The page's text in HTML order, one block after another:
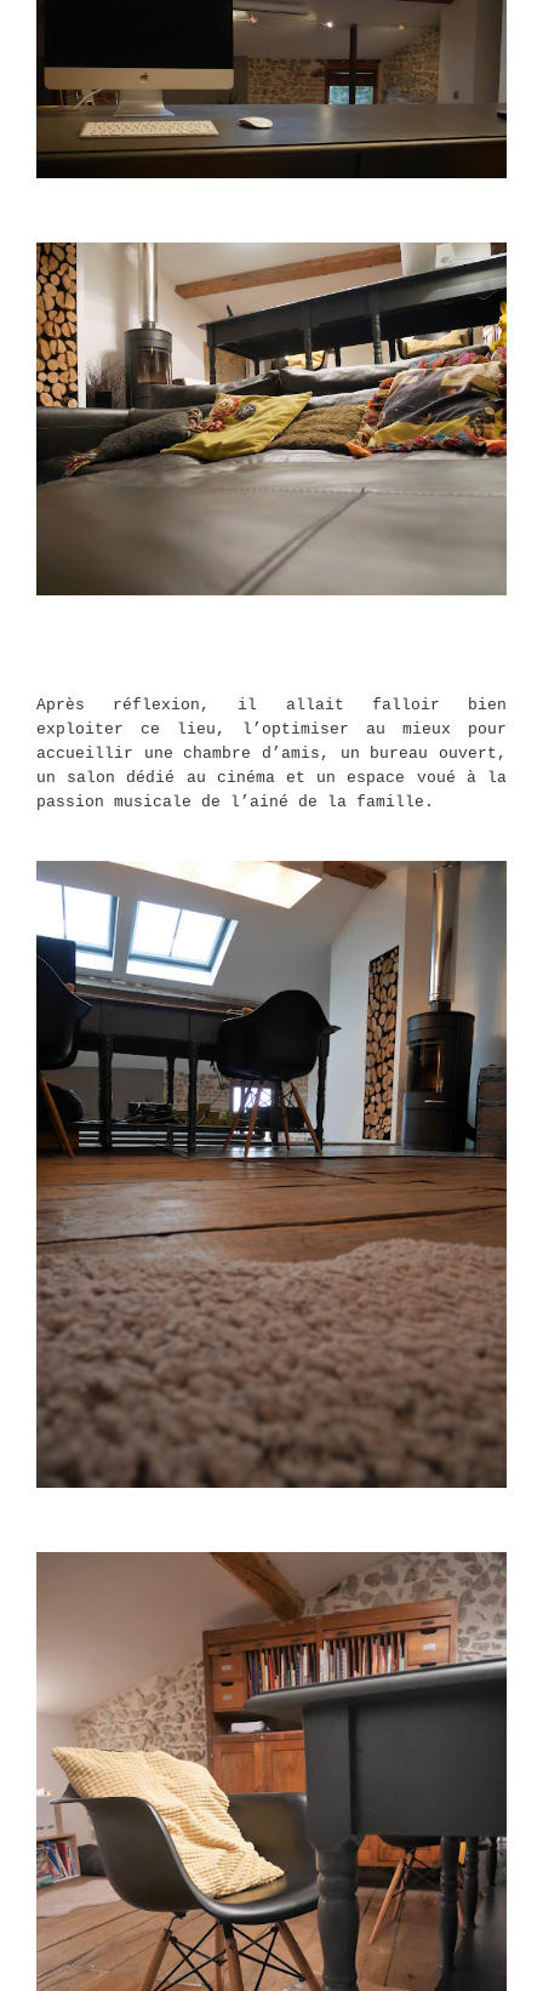
Après réflexion, il allait falloir bien
exploiter ce lieu, l’optimiser au mieux pour
accueillir une chambre d’amis, un bureau ouvert,
un salon dédié au cinéma et un espace voué à la
passion musicale de l’ainé de la famille.